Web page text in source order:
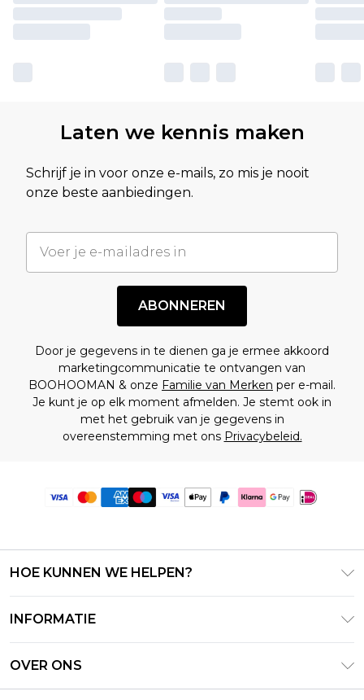
Laten we kennis maken
Schrijf je in voor onze e-mails, zo mis je nooit
onze beste aanbiedingen.
ABONNEREN
Door je gegevens in te dienen ga je ermee akkoord
marketingcommunicatie te ontvangen van
BOOHOOMAN & onze Familie van Merken per e-mail.
Je kunt je op elk moment afmelden. Je stemt ook in
met het gebruik van je gegevens in
overeenstemming met ons Privacybeleid.
HOE KUNNEN WE HELPEN?
Retourneer uw bestelling
Bezorginformatie
INFORMATIE
OVER ONS